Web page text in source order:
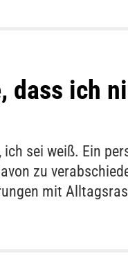
dass ich
sei weiß. Ein
zu
mit